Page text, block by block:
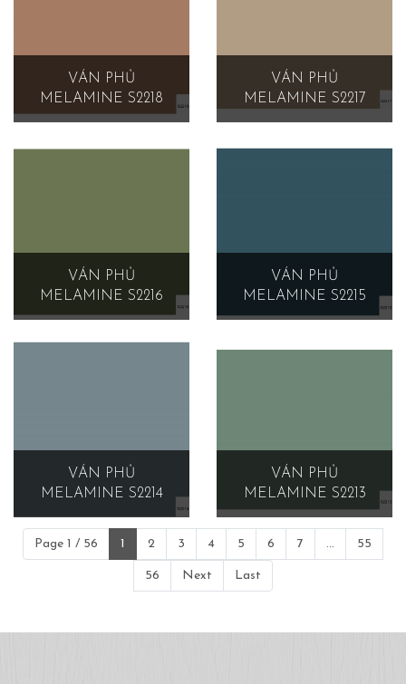
VÁN PHỦ
MELAMINE S2218
VÁN PHỦ
MELAMINE S2217
VÁN PHỦ
MELAMINE S2216
VÁN PHỦ
MELAMINE S2215
VÁN PHỦ
MELAMINE S2214
VÁN PHỦ
MELAMINE S2213
Page 1 / 56 1 2 3 4 5 6 7 ... 55
56 Next Last